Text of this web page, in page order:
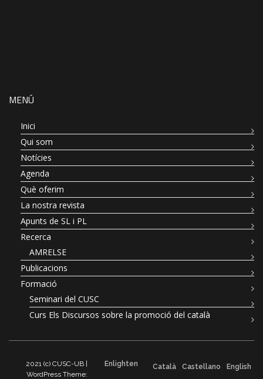
MENÚ
Inici
Qui som
Notícies
Agenda
Què oferim
La nostra revista
Apunts de SL i PL
Recerca
AMRELSE
Publicacions
Formació
Seminari del CUSC
Curs Els Discursos sobre la promoció del català
2021 (c) CUSC-UB |
WordPress Theme:
Enlighten Català Castellano English